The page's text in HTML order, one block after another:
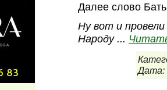
Далее слово
Ну вот и
Народу ...
Дата: